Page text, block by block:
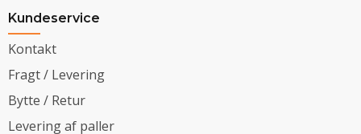
Kundeservice
Kontakt
Fragt / Levering
Bytte / Retur
Levering af paller